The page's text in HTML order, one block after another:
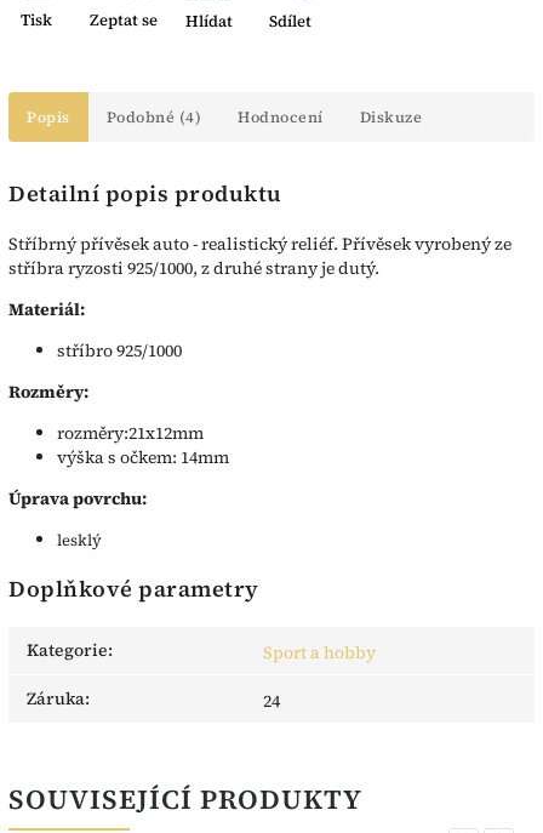
Tisk Zeptat se Hlídat Sdílet
Popis Podobné (4) Hodnocení Diskuze
Detailní popis produktu
Stříbrný přívěsek auto - realistický reliéf. Přívěsek vyrobený ze
stříbra ryzosti 925/1000, z druhé strany je dutý.
Materiál:
stříbro 925/1000
Rozměry:
rozměry:21x12mm
výška s očkem: 14mm
Úprava povrchu:
lesklý
Doplňkové parametry
Kategorie:
Sport a hobby
Záruka: 24
SOUVISEJÍCÍ PRODUKTY